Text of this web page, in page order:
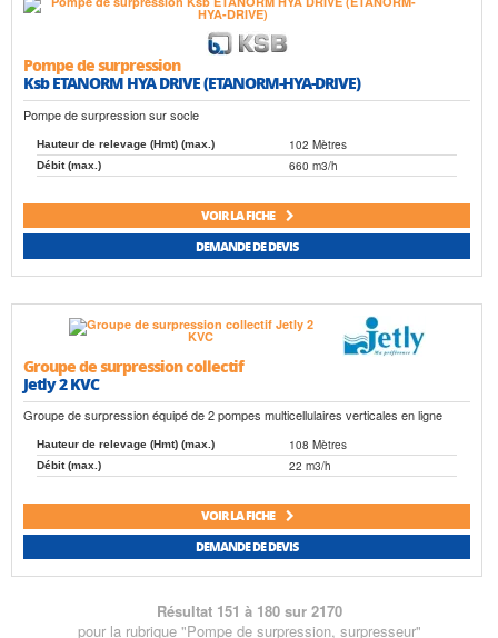
Pompe de surpression
Ksb ETANORM HYA DRIVE (ETANORM-HYA-DRIVE)
Pompe de surpression sur socle
Hauteur de relevage (Hmt) (max.) 102 Mètres
Débit (max.) 660 m3/h
VOIR LA FICHE
DEMANDE DE DEVIS
Groupe de surpression collectif
Jetly 2 KVC
Groupe de surpression équipé de 2 pompes multicellulaires verticales en ligne
Hauteur de relevage (Hmt) (max.) 108 Mètres
Débit (max.) 22 m3/h
VOIR LA FICHE
DEMANDE DE DEVIS
Résultat 151 à 180 sur 2170
pour la rubrique "Pompe de surpression, surpresseur"